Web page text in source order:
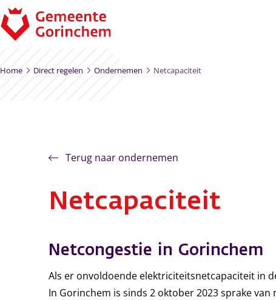
Ga naar de inhoud
Home Direct regelen Ondernemen Netcapaciteit
Terug naar ondernemen
Netcapaciteit
Netcongestie in Gorinchem
Als er onvoldoende elektriciteitsnetcapaciteit in
In Gorinchem is sinds 2 oktober 2023 sprake